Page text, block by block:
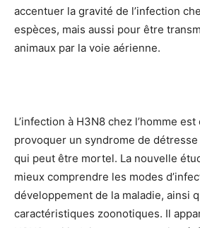
accentuer la gravité de l’infection
espèces, mais aussi pour être
animaux par la voie aérienne.
L’infection à H3N8 chez l’homme
provoquer un syndrome de
qui peut être mortel. La nouvelle
mieux comprendre les modes
développement de la maladie, ainsi
caractéristiques zoonotiques. Il